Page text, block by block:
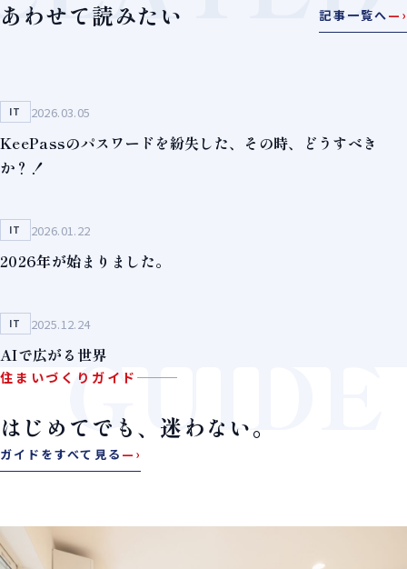
あわせて読みたい 記事一覧へ—›
IT 2026.03.05
KeePassのパスワードを紛失した、その時、どうすべき
か？！
IT 2026.01.22
2026年が始まりました。
IT 2025.12.24
AIで広がる世界GUIDE
住まいづくりガイド
はじめてでも、迷わない。
ガイドをすべて見る —›